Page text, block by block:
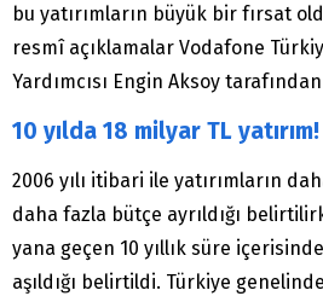
bu yatırımların büyük bir fırsat
resmî açıklamalar Vodafone
Yardımcısı Engin Aksoy tarafından
10 yılda 18 milyar TL yatırım!
2006 yılı itibari ile yatırımların
daha fazla bütçe ayrıldığı
yana geçen 10 yıllık süre
aşıldığı belirtildi. Türkiye